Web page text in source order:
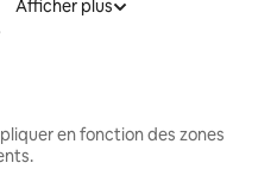
Afficher plus
en fonction des zones